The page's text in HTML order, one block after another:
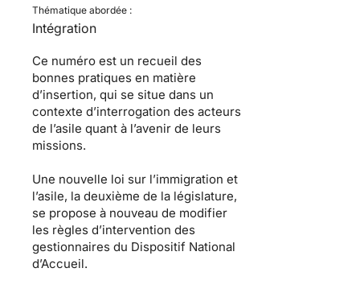
Thématique abordée :
Intégration
Ce numéro est un recueil des
bonnes pratiques en matière
d’insertion, qui se situe dans un
contexte d’interrogation des acteurs
de l’asile quant à l’avenir de leurs
missions.
Une nouvelle loi sur l’immigration et
l’asile, la deuxième de la législature,
se propose à nouveau de modifier
les règles d’intervention des
gestionnaires du Dispositif National
d’Accueil.